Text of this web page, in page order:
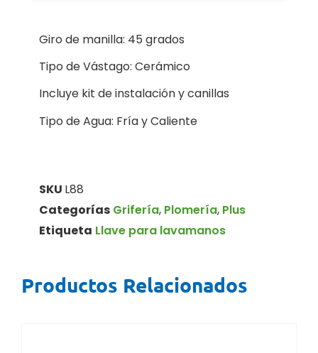
Giro de manilla: 45 grados
Tipo de Vástago: Cerámico
Incluye kit de instalación y canillas
Tipo de Agua: Fría y Caliente
SKU L88
Categorías Grifería, Plomería, Plus
Etiqueta Llave para lavamanos
Productos Relacionados